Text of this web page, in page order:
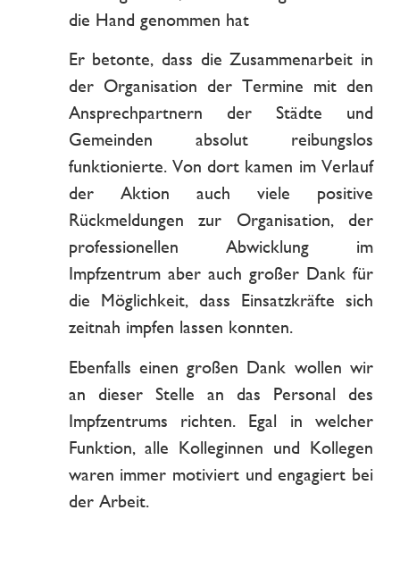
die Hand genommen hat
Er betonte, dass die Zusammenarbeit in
der Organisation der Termine mit den
Ansprechpartnern der Städte und
Gemeinden absolut reibungslos
funktionierte. Von dort kamen im Verlauf
der Aktion auch viele positive
Rückmeldungen zur Organisation, der
professionellen Abwicklung im
Impfzentrum aber auch großer Dank für
die Möglichkeit, dass Einsatzkräfte sich
zeitnah impfen lassen konnten.
Ebenfalls einen großen Dank wollen wir
an dieser Stelle an das Personal des
Impfzentrums richten. Egal in welcher
Funktion, alle Kolleginnen und Kollegen
waren immer motiviert und engagiert bei
der Arbeit.